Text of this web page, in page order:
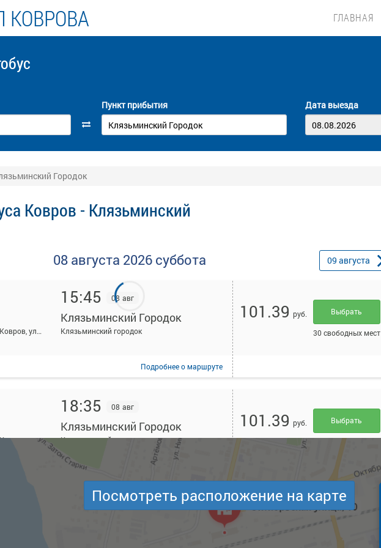
КОВРОВА ГЛАВНАЯ
Пункт прибытия Дата выезда
Городок
Ковров - Клязьминский
08 августа 2026 суббота 09 августа
Ковров, Владимирская область, г.Ковров, ул.Октябрьская, д.10
15:45 08 авг
Клязьминский Городок
Клязьминский городок
Подробнеео маршруте
101.39 руб. Выбрать
30 свободных мест
Ковров, Владимирская область, г.Ковров, ул.Октябрьская, д.10
18:35 08 авг
Клязьминский Городок
Клязьминский городок
101.39 руб. Выбрать
27 свободных мест
Посмотреть расположение на карте